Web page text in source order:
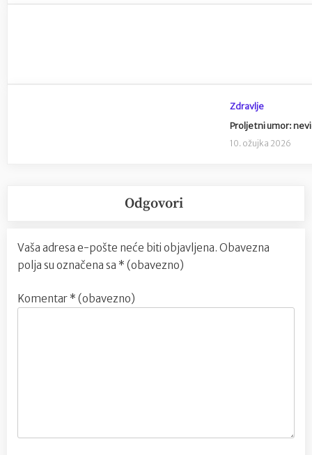
Zdravlje
Proljetni umor:
10. ožujka 2026
Odgovori
Vaša adresa e-pošte neće biti objavljena. Obavezna
polja su označena sa * (obavezno)
Komentar * (obavezno)